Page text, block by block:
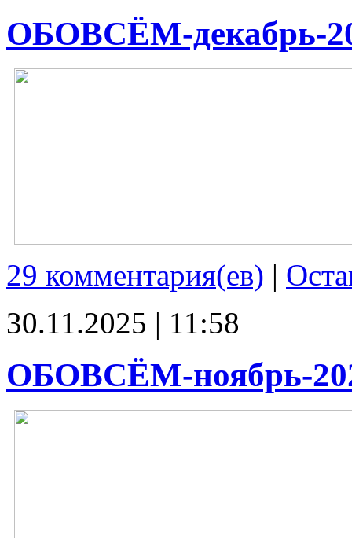
ОБОВСЁМ-декабрь-
29 комментария(ев) |
30.11.2025 | 11:58
ОБОВСЁМ-ноябрь-